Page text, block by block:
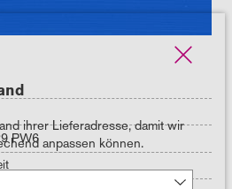
PW6
ihrer Lieferadresse, damit wir
anpassen können.